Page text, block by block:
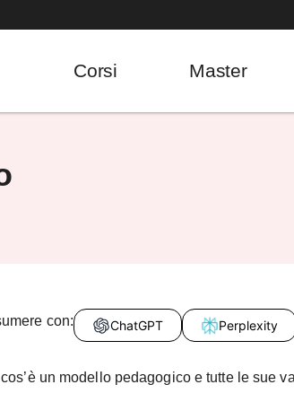
Corsi Master
con: ChatGPT Perplexity
un modello pedagogico e tutte le sue